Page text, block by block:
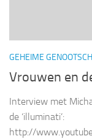
GEHEIME
Vrouwen en
Interview met
de ‘illuminati’:
http://